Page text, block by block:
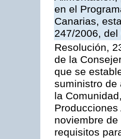
en el
Canarias,
247/2006,
Resolución,
de la
que se
suministro de
la
noviembre
requisitos